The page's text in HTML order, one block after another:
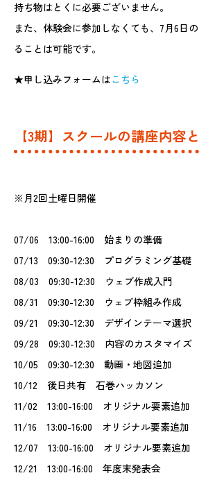
持ち物はとくに必要ございません。
また、体験会に参加しなくても、7月6日
ることは可能です。
★申し込みフォームはこちら
【3期】スクールの講座内容
※月2回土曜日開催
07/06 13:00-16:00 始まりの準備
07/13 09:30-12:30 プログラミング基礎
08/03 09:30-12:30 ウェブ作成入門
08/31 09:30-12:30 ウェブ枠組み作成
09/21 09:30-12:30 デザインテーマ選択
09/28 09:30-12:30 内容のカスタマイズ
10/05 09:30-12:30 動画・地図追加
10/12 後日共有 石巻ハッカソン
11/02 13:00-16:00 オリジナル要素追加
11/16 13:00-16:00 オリジナル要素追加
12/07 13:00-16:00 オリジナル要素追加
12/21 13:00-16:00 年度末発表会